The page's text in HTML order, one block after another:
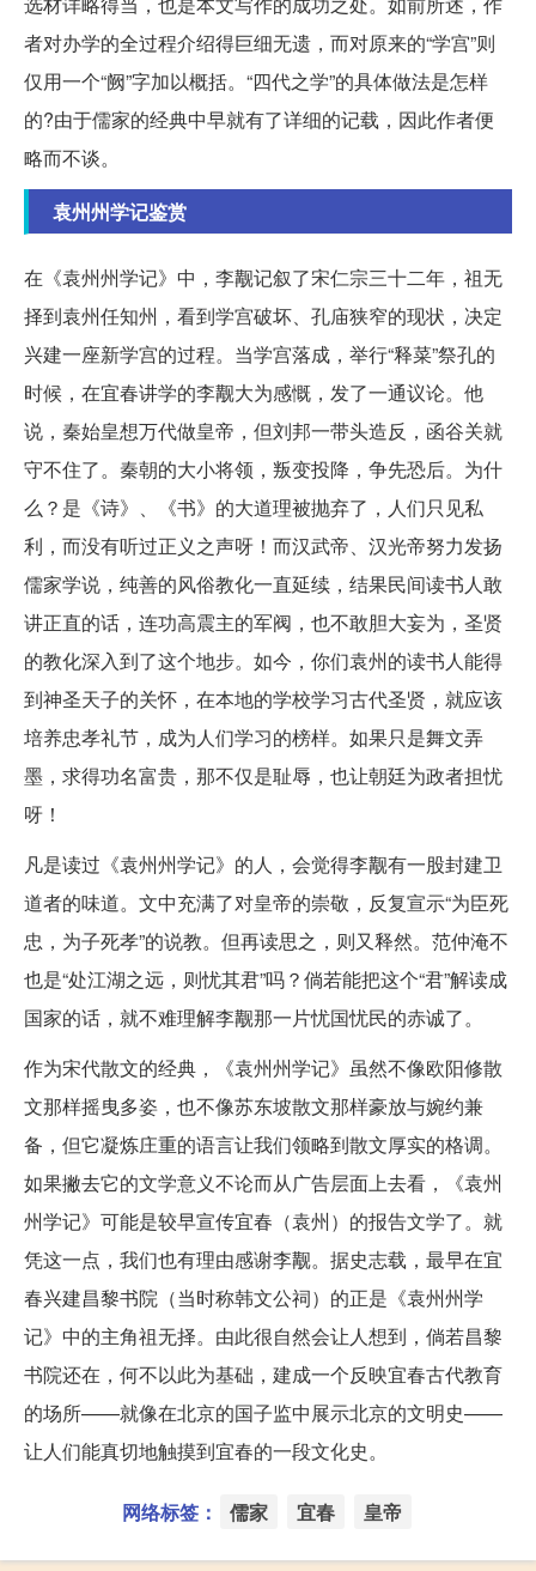
者对办学的全过程介绍得巨细无遗，而对原来的“学宫”则
仅用一个“阙”字加以概括。“四代之学”的具体做法是怎样
的?由于儒家的经典中早就有了详细的记载，因此作者便
略而不谈。
袁州州学记鉴赏
在《袁州州学记》中，李觏记叙了宋仁宗三十二年，祖无
择到袁州任知州，看到学宫破坏、孔庙狭窄的现状，决定
兴建一座新学宫的过程。当学宫落成，举行“释菜”祭孔的
时候，在宜春讲学的李觏大为感慨，发了一通议论。他
说，秦始皇想万代做皇帝，但刘邦一带头造反，函谷关就
守不住了。秦朝的大小将领，叛变投降，争先恐后。为什
么？是《诗》、《书》的大道理被抛弃了，人们只见私
利，而没有听过正义之声呀！而汉武帝、汉光帝努力发扬
儒家学说，纯善的风俗教化一直延续，结果民间读书人敢
讲正直的话，连功高震主的军阀，也不敢胆大妄为，圣贤
的教化深入到了这个地步。如今，你们袁州的读书人能得
到神圣天子的关怀，在本地的学校学习古代圣贤，就应该
培养忠孝礼节，成为人们学习的榜样。如果只是舞文弄
墨，求得功名富贵，那不仅是耻辱，也让朝廷为政者担忧
呀！
凡是读过《袁州州学记》的人，会觉得李觏有一股封建卫
道者的味道。文中充满了对皇帝的崇敬，反复宣示“为臣死
忠，为子死孝”的说教。但再读思之，则又释然。范仲淹不
也是“处江湖之远，则忧其君”吗？倘若能把这个“君”解读成
国家的话，就不难理解李觏那一片忧国忧民的赤诚了。
作为宋代散文的经典，《袁州州学记》虽然不像欧阳修散
文那样摇曳多姿，也不像苏东坡散文那样豪放与婉约兼
备，但它凝炼庄重的语言让我们领略到散文厚实的格调。
如果撇去它的文学意义不论而从广告层面上去看，《袁州
州学记》可能是较早宣传宜春（袁州）的报告文学了。就
凭这一点，我们也有理由感谢李觏。据史志载，最早在宜
春兴建昌黎书院（当时称韩文公祠）的正是《袁州州学
记》中的主角祖无择。由此很自然会让人想到，倘若昌黎
书院还在，何不以此为基础，建成一个反映宜春古代教育
的场所——就像在北京的国子监中展示北京的文明史——
让人们能真切地触摸到宜春的一段文化史。
网络标签： 儒家 宜春 皇帝